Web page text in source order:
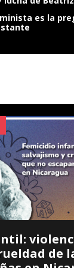
es la
de